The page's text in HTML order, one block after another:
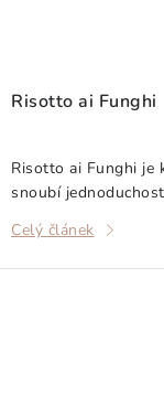
Risotto ai Funghi
Risotto ai Funghi je
snoubí
Celý článek